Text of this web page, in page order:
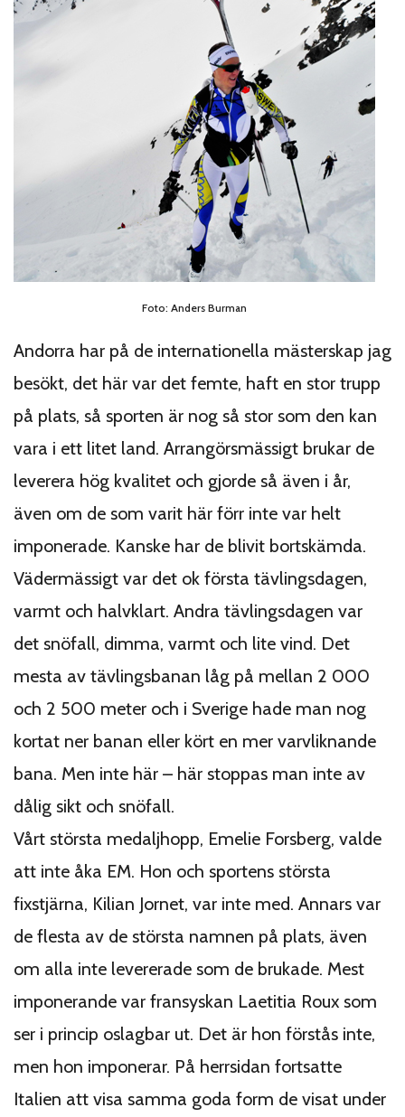
Foto: Anders Burman
Andorra har på de internationella mästerskap jag
besökt, det här var det femte, haft en stor trupp
på plats, så sporten är nog så stor som den kan
vara i ett litet land. Arrangörsmässigt brukar de
leverera hög kvalitet och gjorde så även i år,
även om de som varit här förr inte var helt
imponerade. Kanske har de blivit bortskämda.
Vädermässigt var det ok första tävlingsdagen,
varmt och halvklart. Andra tävlingsdagen var
det snöfall, dimma, varmt och lite vind. Det
mesta av tävlingsbanan låg på mellan 2 000
och 2 500 meter och i Sverige hade man nog
kortat ner banan eller kört en mer varvliknande
bana. Men inte här – här stoppas man inte av
dålig sikt och snöfall.
Vårt största medaljhopp, Emelie Forsberg, valde
att inte åka EM. Hon och sportens största
fixstjärna, Kilian Jornet, var inte med. Annars var
de flesta av de största namnen på plats, även
om alla inte levererade som de brukade. Mest
imponerande var fransyskan Laetitia Roux som
ser i princip oslagbar ut. Det är hon förstås inte,
men hon imponerar. På herrsidan fortsatte
Italien att visa samma goda form de visat under